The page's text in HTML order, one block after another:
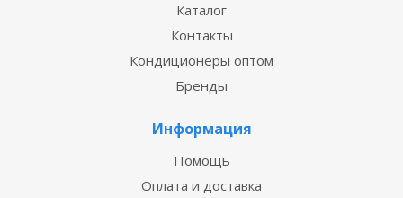
Каталог
Контакты
Кондиционеры оптом
Бренды
Информация
Помощь
Оплата и доставка